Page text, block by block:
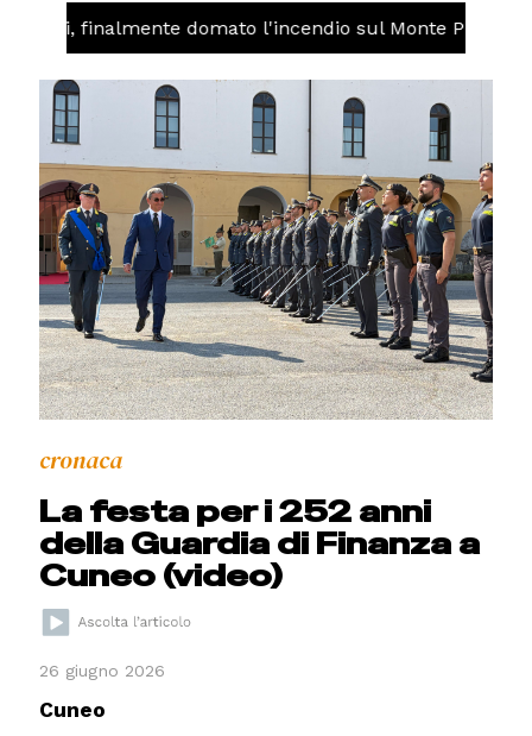
finalmente domato l'incendio sul Monte Piastra
cronaca
La festa per i 252 anni
della Guardia di Finanza a
Cuneo (video)
26 giugno 2026
Cuneo